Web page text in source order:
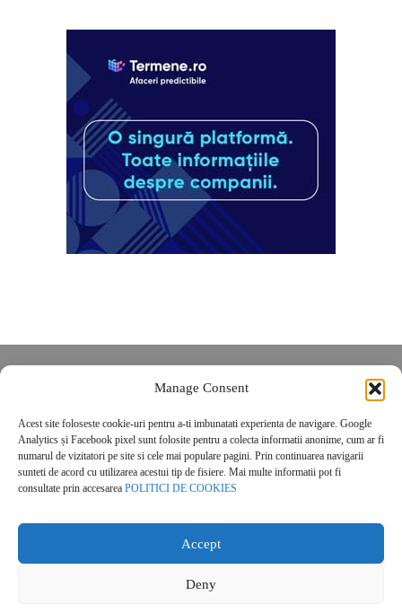
Manage Consent
Acest site foloseste cookie-uri pentru a-ti imbunatati experienta de navigare. Google
Analytics și Facebook pixel sunt folosite pentru a colecta informatii anonime, cum ar fi
numarul de vizitatori pe site si cele mai populare pagini. Prin continuarea navigarii
sunteti de acord cu utilizarea acestui tip de fisiere. Mai multe informatii pot fi
consultate prin accesarea POLITICI DE COOKIES
Accept
Deny
POLITICĂ DE CONFIDENȚIALITATE
Politica de cookies
© 2026 Real Estate Magazine. All Rights Reserved.